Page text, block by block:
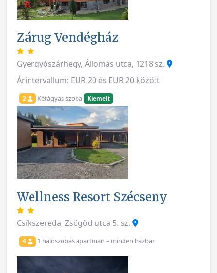
Zárug Vendégház
Gyergyószárhegy, Állomás utca, 1218 sz.
Árintervallum: EUR 20 és EUR 20 között
2 Kétágyas szoba Kiemelt
Wellness Resort Szécseny
Csíkszereda, Zsögöd utca 5. sz.
4 1 hálószobás apartman – minden házban